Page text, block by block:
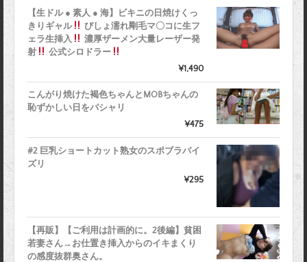
【生ドル ● 素人 ● 海】ビキニの日焼けくっ
きりギャル
びしょ濡れ剛毛マ〇コに生フ
ェラ生挿入
濃厚ザーメン大量レーザー発
射
公式シロドラー
¥1,490
こんがり焼けた褐色ちゃんとMOBちゃんの
恥ずかしい日をパシャリ
¥475
#2 巨乳ショートカット熟女のスポブラパイ
ズリ
¥295
【再販】【ご利用は計画的に。2後編】貧困
若妻さん→お仕置き挿入からのイキまくり
の感度抜群奥さん。